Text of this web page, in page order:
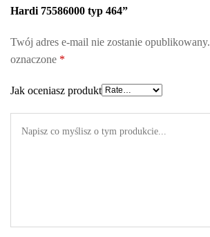
Hardi 75586000 typ 464”
Twój adres e-mail nie zostanie opublikowany.
oznaczone *
Jak oceniasz produkt